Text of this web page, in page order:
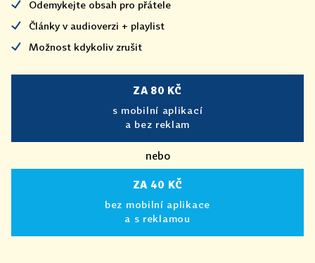
Odemykejte obsah pro přátele
Články v audioverzi + playlist
Možnost kdykoliv zrušit
ZA 80 KČ
s mobilní aplikací
a bez reklam
nebo
ZA 40 KČ
bez mobilní aplikace
a s reklamou